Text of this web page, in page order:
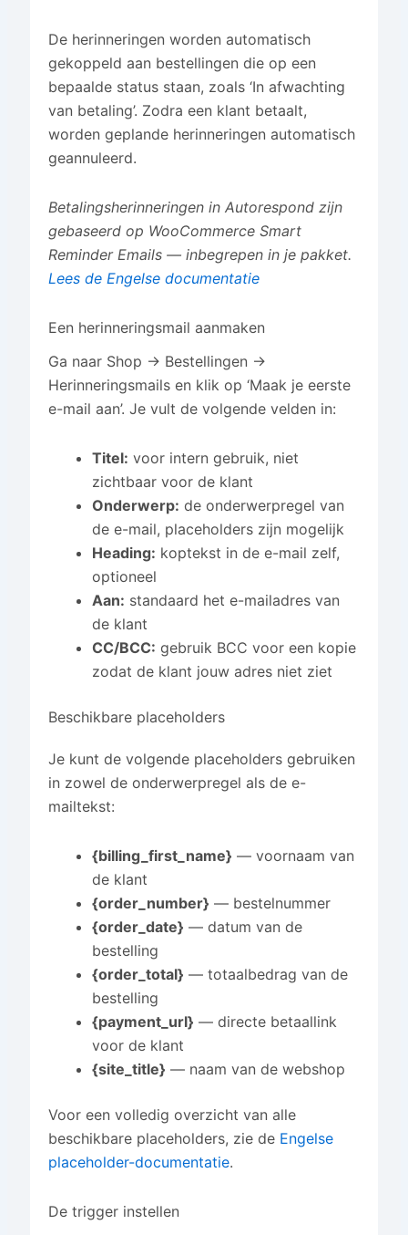
De herinneringen worden automatisch
gekoppeld aan bestellingen die op een
bepaalde status staan, zoals ‘In afwachting
van betaling’. Zodra een klant betaalt,
worden geplande herinneringen automatisch
geannuleerd.
Betalingsherinneringen in Autorespond zijn
gebaseerd op WooCommerce Smart
Reminder Emails — inbegrepen in je pakket.
Lees de Engelse documentatie
Een herinneringsmail aanmaken
Ga naar Shop → Bestellingen →
Herinneringsmails en klik op ‘Maak je eerste
e-mail aan’. Je vult de volgende velden in:
Titel: voor intern gebruik, niet
zichtbaar voor de klant
Onderwerp: de onderwerpregel van
de e-mail, placeholders zijn mogelijk
Heading: koptekst in de e-mail zelf,
optioneel
Aan: standaard het e-mailadres van
de klant
CC/BCC: gebruik BCC voor een kopie
zodat de klant jouw adres niet ziet
Beschikbare placeholders
Je kunt de volgende placeholders gebruiken
in zowel de onderwerpregel als de e-
mailtekst:
{billing_first_name} — voornaam van
de klant
{order_number} — bestelnummer
{order_date} — datum van de
bestelling
{order_total} — totaalbedrag van de
bestelling
{payment_url} — directe betaallink
voor de klant
{site_title} — naam van de webshop
Voor een volledig overzicht van alle
beschikbare placeholders, zie de Engelse
placeholder-documentatie.
De trigger instellen